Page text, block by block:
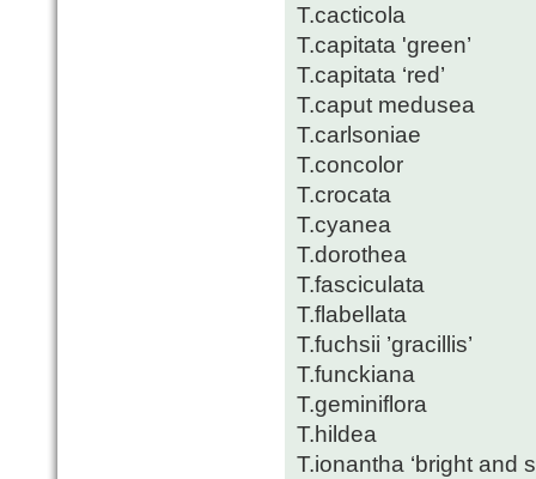
T.cacticola
T.capitata 'green’
T.capitata ‘red’
T.caput medusea
T.carlsoniae
T.concolor
T.crocata
T.cyanea
T.dorothea
T.fasciculata
T.flabellata
T.fuchsii ’gracillis’
T.funckiana
T.geminiflora
T.hildea
T.ionantha ‘bright and